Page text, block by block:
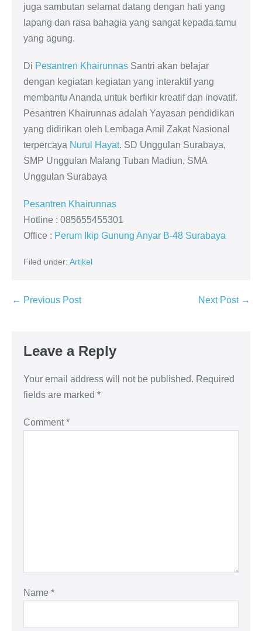
juga sambutan selamat datang dengan hati yang
lapang dan rasa bahagia yang sangat kepada tamu
yang agung.
Di Pesantren Khairunnas Santri akan belajar
dengan kegiatan kegiatan yang interaktif yang
membantu Ananda untuk berfikir kreatif dan inovatif.
Pesantren Khairunnas adalah Yayasan pendidikan
yang didirikan oleh Lembaga Amil Zakat Nasional
terpercaya Nurul Hayat. SD Unggulan Surabaya,
SMP Unggulan Malang Tuban Madiun, SMA
Unggulan Surabaya
Pesantren Khairunnas
Hotline : 085655455301
Office : Perum Ikip Gunung Anyar B-48 Surabaya
Filed under: Artikel
← Previous Post Next Post →
Leave a Reply
Your email address will not be published. Required
fields are marked *
Comment*
Name *